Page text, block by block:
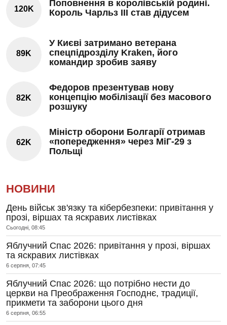
120K
Поповнення в королівській родині.
Король Чарльз III став дідусем
89K
У Києві затримано ветерана
спецпідрозділу Kraken, його
командир зробив заяву
82K
Федоров презентував нову
концепцію мобілізації без масового
розшуку
62K
Міністр оборони Болгарії отримав
«попередження» через МіГ-29 з
Польщі
НОВИНИ
День військ зв'язку та кібербезпеки: привітання у
прозі, віршах та яскравих листівках
Сьогодні, 08:45
Яблучний Спас 2026: привітання у прозі, віршах
та яскравих листівках
6 серпня, 07:45
Яблучний Спас 2026: що потрібно нести до
церкви на Преображення Господнє, традиції,
прикмети та заборони цього дня
6 серпня, 06:55